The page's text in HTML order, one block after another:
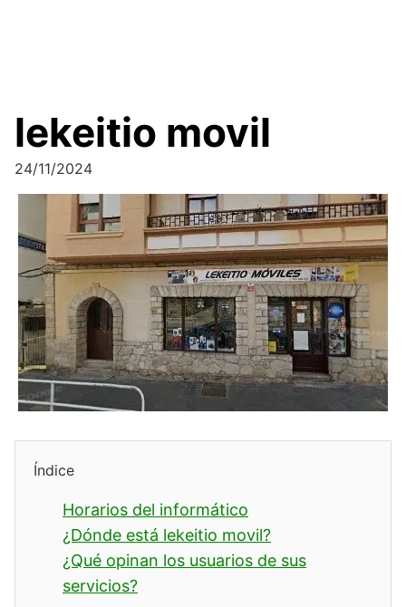
lekeitio movil
24/11/2024
Índice
Horarios del informático
¿Dónde está lekeitio movil?
¿Qué opinan los usuarios de sus
servicios?